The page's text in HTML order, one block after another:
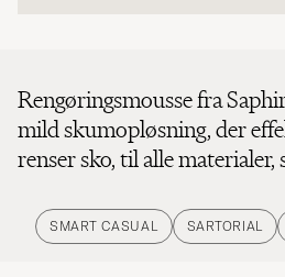
Rengøringsmousse fra
mild skumopløsning, der
renser sko, til alle materialer,
SMART CASUAL SARTORIAL